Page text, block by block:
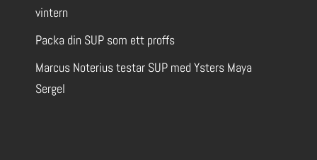
vintern
Packa din SUP som ett proffs
Marcus Noterius testar SUP med Ysters Maya
Sergel